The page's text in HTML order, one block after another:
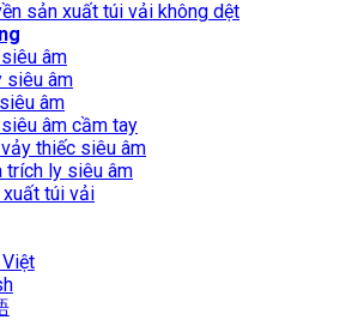
sản xuất túi vải không dệt
âm
siêu âm
âm
âm cầm tay
thiếc siêu âm
trích ly siêu âm
túi vải